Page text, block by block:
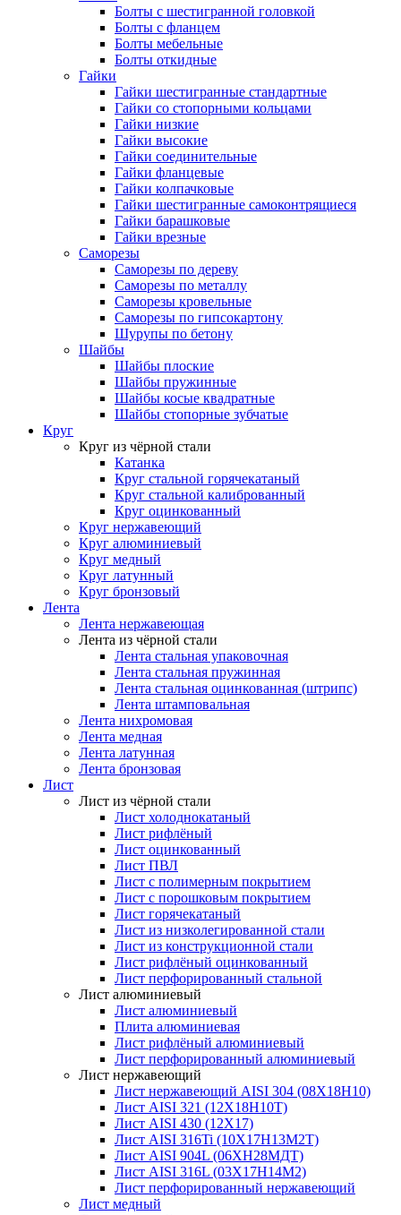
Болты с шестигранной головкой
Болты с фланцем
Болты мебельные
Болты откидные
Гайки
Гайки шестигранные стандартные
Гайки со стопорными кольцами
Гайки низкие
Гайки высокие
Гайки соединительные
Гайки фланцевые
Гайки колпачковые
Гайки шестигранные самоконтрящиеся
Гайки барашковые
Гайки врезные
Саморезы
Саморезы по дереву
Саморезы по металлу
Саморезы кровельные
Саморезы по гипсокартону
Шурупы по бетону
Шайбы
Шайбы плоские
Шайбы пружинные
Шайбы косые квадратные
Шайбы стопорные зубчатые
Круг
Круг из чёрной стали
Катанка
Круг стальной горячекатаный
Круг стальной калиброванный
Круг оцинкованный
Круг нержавеющий
Круг алюминиевый
Круг медный
Круг латунный
Круг бронзовый
Лента
Лента нержавеющая
Лента из чёрной стали
Лента стальная упаковочная
Лента стальная пружинная
Лента стальная оцинкованная (штрипс)
Лента штамповальная
Лента нихромовая
Лента медная
Лента латунная
Лента бронзовая
Лист
Лист из чёрной стали
Лист холоднокатаный
Лист рифлёный
Лист оцинкованный
Лист ПВЛ
Лист с полимерным покрытием
Лист с порошковым покрытием
Лист горячекатаный
Лист из низколегированной стали
Лист из конструкционной стали
Лист рифлёный оцинкованный
Лист перфорированный стальной
Лист алюминиевый
Лист алюминиевый
Плита алюминиевая
Лист рифлёный алюминиевый
Лист перфорированный алюминиевый
Лист нержавеющий
Лист нержавеющий AISI 304 (08Х18Н10)
Лист AISI 321 (12Х18Н10Т)
Лист AISI 430 (12Х17)
Лист AISI 316Ti (10Х17Н13М2Т)
Лист AISI 904L (06ХН28МДТ)
Лист AISI 316L (03Х17Н14М2)
Лист перфорированный нержавеющий
Лист медный